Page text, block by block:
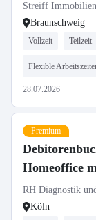
Streiff
Braunschweig
Vollzeit Teilzeit
Flexible
28.07.2026
Premium
Homeoffice
RH Diagnostik
Köln